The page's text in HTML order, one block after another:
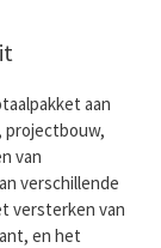
aan
projectbouw,
van
verschillende
versterken van
en het